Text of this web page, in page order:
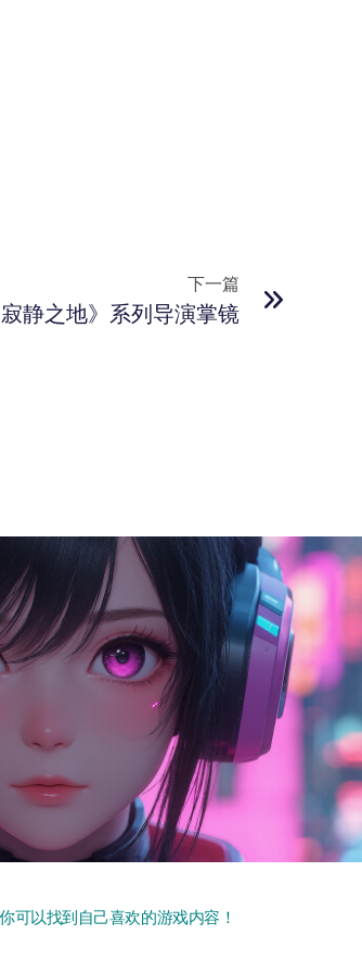
下一篇
静之地》系列导演掌镜
可以找到自己喜欢的游戏内容！